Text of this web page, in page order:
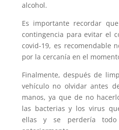
alcohol.
Es importante recordar
contingencia para evitar el
covid-19, es recomendable
por la cercanía en el
Finalmente, después de
vehículo no olvidar antes
manos, ya que de no
las bacterias y los virus
ellas y se perdería